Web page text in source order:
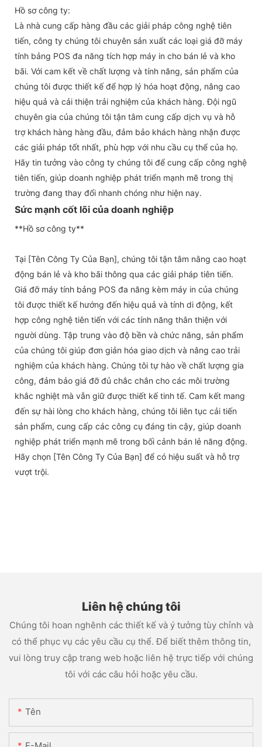
Hồ sơ công ty:
Là nhà cung cấp hàng đầu các giải pháp công nghệ tiên
tiến, công ty chúng tôi chuyên sản xuất các loại giá đỡ máy
tính bảng POS đa năng tích hợp máy in cho bán lẻ và kho
bãi. Với cam kết về chất lượng và tính năng, sản phẩm của
chúng tôi được thiết kế để hợp lý hóa hoạt động, nâng cao
hiệu quả và cải thiện trải nghiệm của khách hàng. Đội ngũ
chuyên gia của chúng tôi tận tâm cung cấp dịch vụ và hỗ
trợ khách hàng hàng đầu, đảm bảo khách hàng nhận được
các giải pháp tốt nhất, phù hợp với nhu cầu cụ thể của họ.
Hãy tin tưởng vào công ty chúng tôi để cung cấp công nghệ
tiên tiến, giúp doanh nghiệp phát triển mạnh mẽ trong thị
trường đang thay đổi nhanh chóng như hiện nay.
Sức mạnh cốt lõi của doanh nghiệp
**Hồ sơ công ty**
Tại [Tên Công Ty Của Bạn], chúng tôi tận tâm nâng cao hoạt
động bán lẻ và kho bãi thông qua các giải pháp tiên tiến.
Giá đỡ máy tính bảng POS đa năng kèm máy in của chúng
tôi được thiết kế hướng đến hiệu quả và tính di động, kết
hợp công nghệ tiên tiến với các tính năng thân thiện với
người dùng. Tập trung vào độ bền và chức năng, sản phẩm
của chúng tôi giúp đơn giản hóa giao dịch và nâng cao trải
nghiệm của khách hàng. Chúng tôi tự hào về chất lượng gia
công, đảm bảo giá đỡ đủ chắc chắn cho các môi trường
khắc nghiệt mà vẫn giữ được thiết kế tinh tế. Cam kết mang
đến sự hài lòng cho khách hàng, chúng tôi liên tục cải tiến
sản phẩm, cung cấp các công cụ đáng tin cậy, giúp doanh
nghiệp phát triển mạnh mẽ trong bối cảnh bán lẻ năng động.
Hãy chọn [Tên Công Ty Của Bạn] để có hiệu suất và hỗ trợ
vượt trội.
Liên hệ chúng tôi
Chúng tôi hoan nghênh các thiết kế và ý tưởng tùy chỉnh và
có thể phục vụ các yêu cầu cụ thể. Để biết thêm thông tin,
vui lòng truy cập trang web hoặc liên hệ trực tiếp với chúng
tôi với các câu hỏi hoặc yêu cầu.
Tên